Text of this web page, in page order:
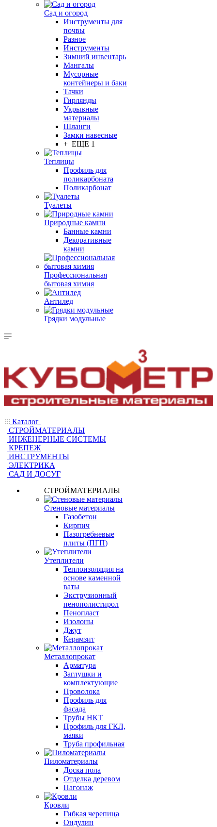
Сад и огород
Инструменты для
почвы
Разное
Инструменты
Зимний инвентарь
Мангалы
Мусорные
контейнеры и баки
Тачки
Гирлянды
Укрывные
материалы
Шланги
Замки навесные
+ ЕЩЕ 1
Теплицы
Профиль для
поликарбоната
Поликарбонат
Туалеты
Природные камни
Банные камни
Декоративные
камни
Профессиональная
бытовая химия
Антилед
Грядки модульные
Каталог
СТРОЙМАТЕРИАЛЫ
ИНЖЕНЕРНЫЕ СИСТЕМЫ
КРЕПЕЖ
ИНСТРУМЕНТЫ
ЭЛЕКТРИКА
САД И ДОСУГ
СТРОЙМАТЕРИАЛЫ
Стеновые материалы
Газобетон
Кирпич
Пазогребневые
плиты (ПГП)
Утеплители
Теплоизоляция на
основе каменной
ваты
Экструзионный
пенополистирол
Пенопласт
Изолоны
Джут
Керамзит
Металлопрокат
Арматура
Заглушки и
комплектующие
Проволока
Профиль для
фасада
Трубы НКТ
Профиль для ГКЛ,
маяки
Труба профильная
Пиломатериалы
Доска пола
Отделка деревом
Пагонаж
Кровли
Гибкая черепица
Ондулин